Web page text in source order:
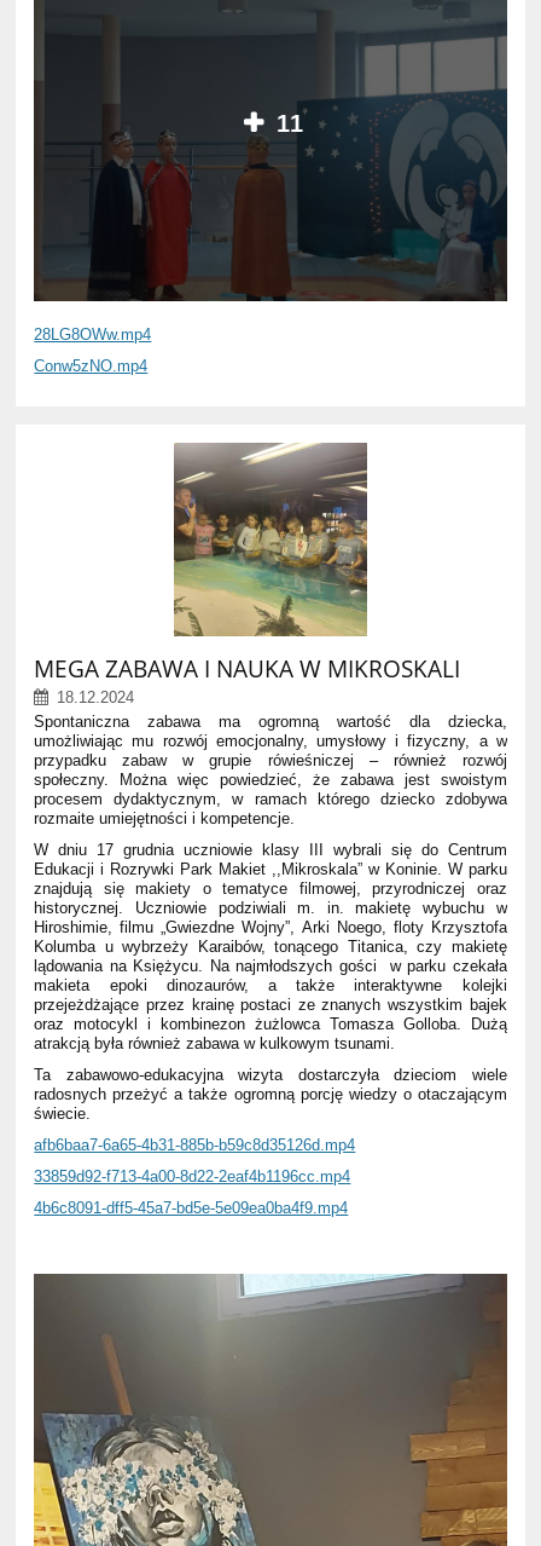
11
28LG8OWw.mp4
Conw5zNO.mp4
MEGA ZABAWA I NAUKA W MIKROSKALI
18.12.2024
Spontaniczna zabawa ma ogromną wartość dla dziecka,
umożliwiając mu rozwój emocjonalny, umysłowy i fizyczny, a w
przypadku zabaw w grupie rówieśniczej – również rozwój
społeczny. Można więc powiedzieć, że zabawa jest swoistym
procesem dydaktycznym, w ramach którego dziecko zdobywa
rozmaite umiejętności i kompetencje.
W dniu 17 grudnia uczniowie klasy III wybrali się do Centrum
Edukacji i Rozrywki Park Makiet ,,Mikroskala” w Koninie. W parku
znajdują się makiety o tematyce filmowej, przyrodniczej oraz
historycznej. Uczniowie podziwiali m. in. makietę wybuchu w
Hiroshimie, filmu „Gwiezdne Wojny”, Arki Noego, floty Krzysztofa
Kolumba u wybrzeży Karaibów, tonącego Titanica, czy makietę
lądowania na Księżycu. Na najmłodszych gości w parku czekała
makieta epoki dinozaurów, a także interaktywne kolejki
przejeżdżające przez krainę postaci ze znanych wszystkim bajek
oraz motocykl i kombinezon żużlowca Tomasza Golloba. Dużą
atrakcją była również zabawa w kulkowym tsunami.
Ta zabawowo-edukacyjna wizyta dostarczyła dzieciom wiele
radosnych przeżyć a także ogromną porcję wiedzy o otaczającym
świecie.
afb6baa7-6a65-4b31-885b-b59c8d35126d.mp4
33859d92-f713-4a00-8d22-2eaf4b1196cc.mp4
4b6c8091-dff5-45a7-bd5e-5e09ea0ba4f9.mp4